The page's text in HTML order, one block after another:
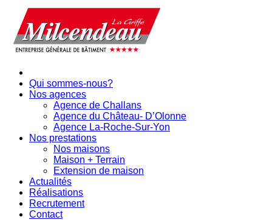
Qui sommes-nous?
Nos agences
Agence de Challans
Agence du Château- D’Olonne
Agence La-Roche-Sur-Yon
Nos prestations
Nos maisons
Maison + Terrain
Extension de maison
Actualités
Réalisations
Recrutement
Contact